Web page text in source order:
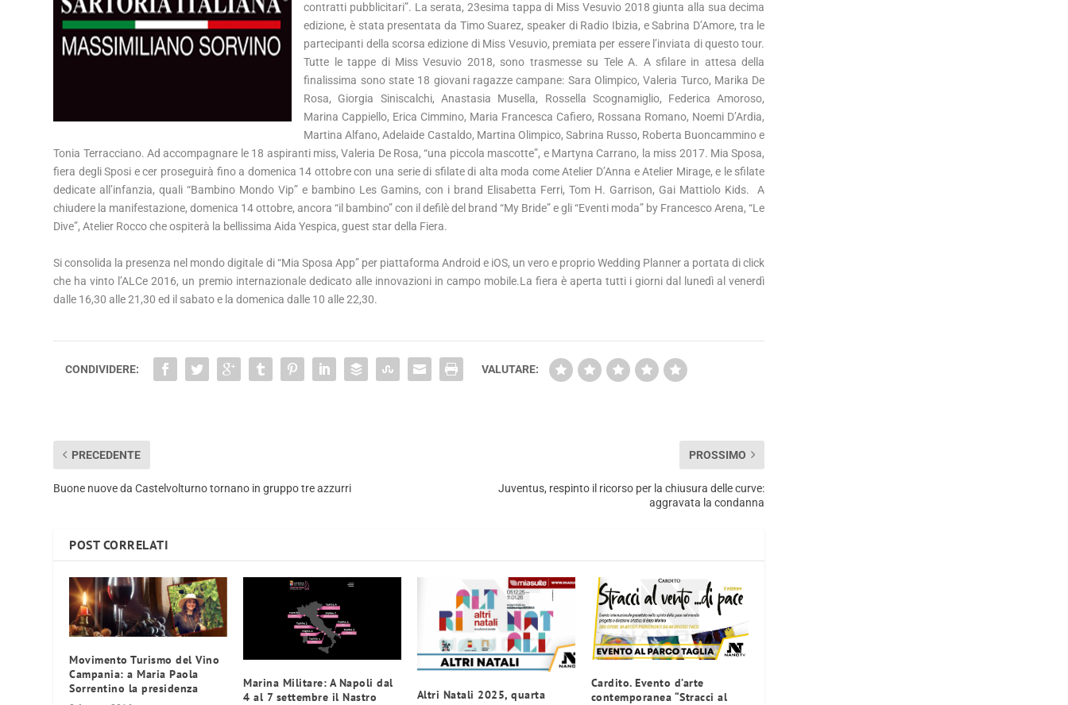
contratti pubblicitari”. La serata, 23esima tappa di Miss Vesuvio 2018 giunta alla sua decima
edizione, è stata presentata da Timo Suarez, speaker di Radio Ibizia, e Sabrina D’Amore, tra le
partecipanti della scorsa edizione di Miss Vesuvio, premiata per essere l’inviata di questo tour.
Tutte le tappe di Miss Vesuvio 2018, sono trasmesse su Tele A. A sfilare in attesa della
finalissima sono state 18 giovani ragazze campane: Sara Olimpico, Valeria Turco, Marika De
Rosa, Giorgia Siniscalchi, Anastasia Musella, Rossella Scognamiglio, Federica Amoroso,
Marina Cappiello, Erica Cimmino, Maria Francesca Cafiero, Rossana Romano, Noemi D’Ardia,
Martina Alfano, Adelaide Castaldo, Martina Olimpico, Sabrina Russo, Roberta Buoncammino e
Tonia Terracciano. Ad accompagnare le 18 aspiranti miss, Valeria De Rosa, “una piccola mascotte”, e Martyna Carrano, la miss 2017. Mia Sposa,
fiera degli Sposi e cer proseguirà fino a domenica 14 ottobre con una serie di sfilate di alta moda come Atelier D’Anna e Atelier Mirage, e le sfilate
dedicate all’infanzia, quali “Bambino Mondo Vip” e bambino Les Gamins, con i brand Elisabetta Ferri, Tom H. Garrison, Gai Mattiolo Kids. A
chiudere la manifestazione, domenica 14 ottobre, ancora “il bambino” con il defilè del brand “My Bride” e gli “Eventi moda” by Francesco Arena, “Le
Dive”, Atelier Rocco che ospiterà la bellissima Aida Yespica, guest star della Fiera.
Si consolida la presenza nel mondo digitale di “Mia Sposa App” per piattaforma Android e iOS, un vero e proprio Wedding Planner a portata di click
che ha vinto l’ALCe 2016, un premio internazionale dedicato alle innovazioni in campo mobile.La fiera è aperta tutti i giorni dal lunedì al venerdì
dalle 16,30 alle 21,30 ed il sabato e la domenica dalle 10 alle 22,30.
CONDIVIDERE: VALUTARE:
PRECEDENTE
Buone nuove da Castelvolturno tornano in gruppo tre azzurri
PROSSIMO
Juventus, respinto il ricorso per la chiusura delle curve:
aggravata la condanna
POST CORRELATI
Movimento Turismo del Vino
Campania: a Maria Paola
Sorrentino la presidenza
Marina Militare: A Napoli dal
4 al 7 settembre il Nastro
Altri Natali 2025, quarta
Cardito. Evento d’arte
contemporanea “Stracci al